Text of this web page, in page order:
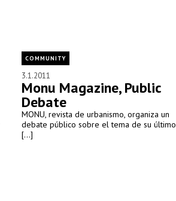
COMMUNITY
3.1.2011
Monu Magazine, Public
Debate
MONU, revista de urbanismo, organiza un
debate público sobre el tema de su último
[...]